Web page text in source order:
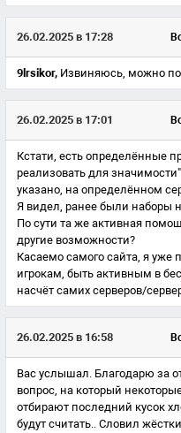
26.02.2025 в 17:28
9lrsikor, Извиняюсь, можно по
26.02.2025 в 17:01
Кстати, есть определённые
реализовать для
указано, на определённом
Я видел, ранее были наборы
По сути та же активная
другие возможности?
Касаемо самого сайта, я уже
игрокам, быть активным в
насчёт самих серверов/
26.02.2025 в 16:58
Вас услышал. Благодарю за
вопрос, на который
отбирают последний кусок
будут считать.. Словил